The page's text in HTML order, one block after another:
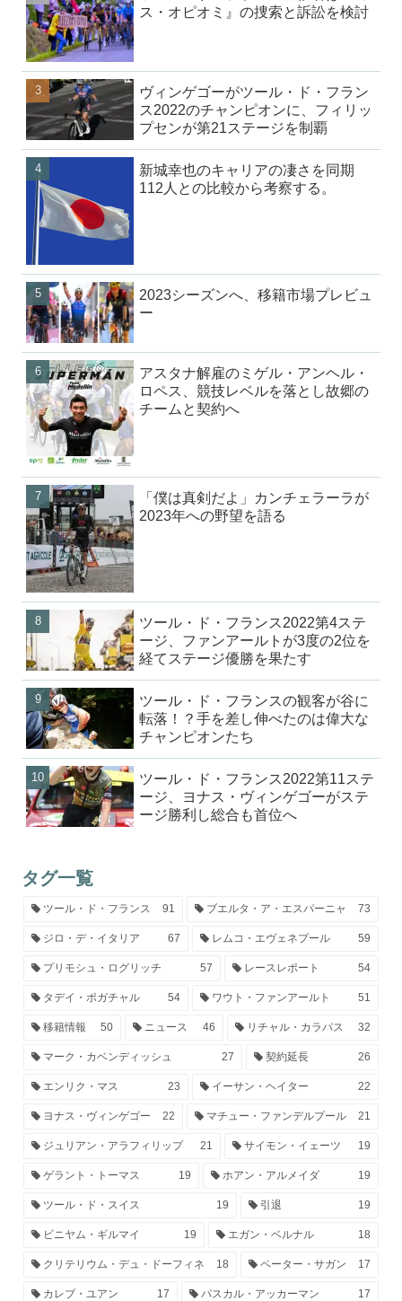
ス・オピオミ』の捜索と訴訟を検討
ヴィンゲゴーがツール・ド・フラン
ス2022のチャンピオンに、フィリッ
プセンが第21ステージを制覇
新城幸也のキャリアの凄さを同期
112人との比較から考察する。
2023シーズンへ、移籍市場プレビュ
ー
アスタナ解雇のミゲル・アンヘル・
ロペス、競技レベルを落とし故郷の
チームと契約へ
「僕は真剣だよ」カンチェラーラが
2023年への野望を語る
ツール・ド・フランス2022第4ステ
ージ、ファンアールトが3度の2位を
経てステージ優勝を果たす
ツール・ド・フランスの観客が谷に
転落！？手を差し伸べたのは偉大な
チャンピオンたち
ツール・ド・フランス2022第11ステ
ージ、ヨナス・ヴィンゲゴーがステ
ージ勝利し総合も首位へ
タグ一覧
ツール・ド・フランス 91 ブエルタ・ア・エスパーニャ 73
ジロ・デ・イタリア 67 レムコ・エヴェネプール 59
プリモシュ・ログリッチ 57 レースレポート 54
タデイ・ポガチャル 54 ワウト・ファンアールト 51
移籍情報 50 ニュース 46 リチャル・カラパス 32
マーク・カベンディッシュ 27 契約延長 26
エンリク・マス 23 イーサン・ヘイター 22
ヨナス・ヴィンゲゴー 22 マチュー・ファンデルプール 21
ジュリアン・アラフィリップ 21 サイモン・イェーツ 19
ゲラント・トーマス 19 ホアン・アルメイダ 19
ツール・ド・スイス 19 引退 19
ビニヤム・ギルマイ 19 エガン・ベルナル 18
クリテリウム・デュ・ドーフィネ 18 ペーター・サガン 17
カレブ・ユアン 17 パスカル・アッカーマン 17